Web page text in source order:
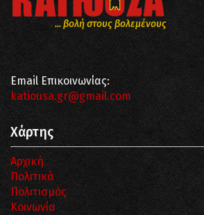
... βολή στους βολεμένους
Email Επικοινωνίας:
katiousa.gr@gmail.com
Χάρτης
Αρχική
Πολιτικά
Πολιτισμός
Κοινωνία